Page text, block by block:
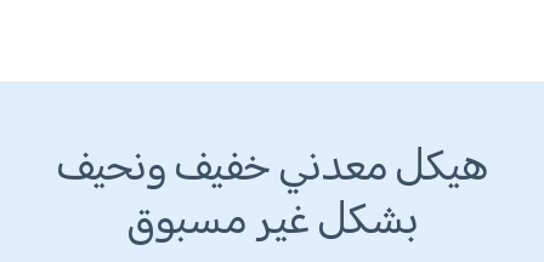
هيكل معدني خفيف ونحيف
بشكل غير مسبوق